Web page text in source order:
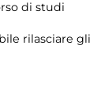
di studi
rilasciare gli